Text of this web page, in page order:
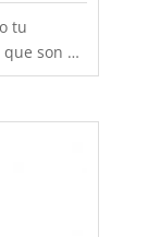
tu
son de
en
al mejor
un gran